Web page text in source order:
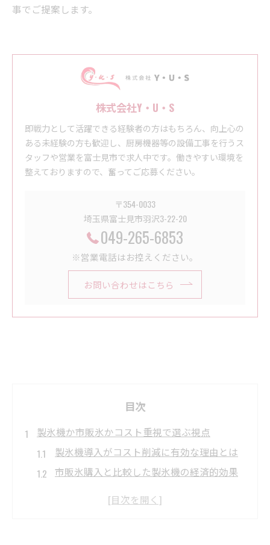
事でご提案します。
株式会社Y・U・S
即戦力として活躍できる経験者の方はもちろん、向上心の
ある未経験の方も歓迎し、厨房機器等の設備工事を行うス
タッフや営業を富士見市で求人中です。働きやすい環境を
整えておりますので、奮ってご応募ください。
〒354-0033
埼玉県富士見市羽沢3-22-20
049-265-6853
※営業電話はお控えください。
お問い合わせはこちら
目次
製氷機か市販氷かコスト重視で選ぶ視点
製氷機導入がコスト削減に有効な理由とは
市販氷購入と比較した製氷機の経済的効果